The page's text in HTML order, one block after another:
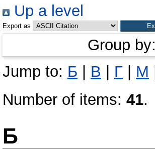
Up a level
Export as
Group by:
Jump to: Б В Г М
Number of items: 41.
Б